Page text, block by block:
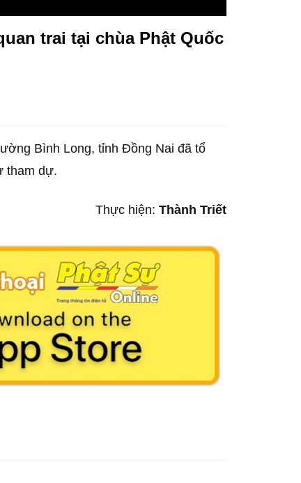
trai tại chùa Phật Quốc
Bình Long, tỉnh Đồng Nai đã tổ
tham dự.
Thực hiện: Thành Triết